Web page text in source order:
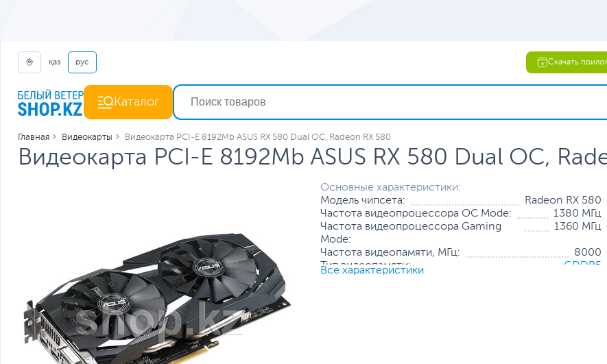
қаз рус Скачать
Каталог
Главная Видеокарты Видеокарта PCI-E 8192Mb ASUS RX 580 Dual OC, Radeon RX 580
Видеокарта PCI-E 8192Mb ASUS RX 580 Dual OC,
Основные характеристики:
Модель чипсета:
Radeon RX 580
Частота видеопроцессора OC Mode:
1380 МГц
Частота видеопроцессора Gaming
Mode:
1360 МГц
Частота видеопамяти, МГц:
8000
Тип видеопамяти:
GDDR5
Все характеристики